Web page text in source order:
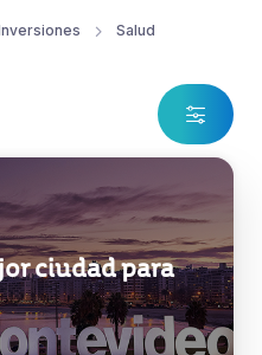
Salud
ciudad para